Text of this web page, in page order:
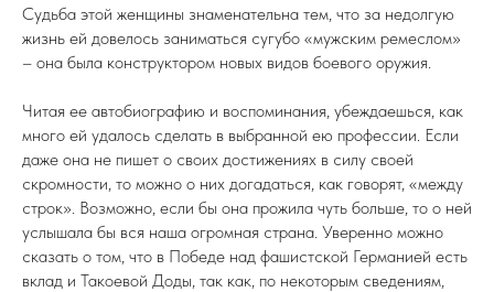
Судьба этой женщины знаменательна тем, что за недолгую
жизнь ей довелось заниматься сугубо «мужским ремеслом»
– она была конструктором новых видов боевого оружия.
Читая ее автобиографию и воспоминания, убеждаешься, как
много ей удалось сделать в выбранной ею профессии. Если
даже она не пишет о своих достижениях в силу своей
скромности, то можно о них догадаться, как говорят, «между
строк». Возможно, если бы она прожила чуть больше, то о ней
услышала бы вся наша огромная страна. Уверенно можно
сказать о том, что в Победе над фашистской Германией есть
вклад и Такоевой Доды, так как, по некоторым сведениям,